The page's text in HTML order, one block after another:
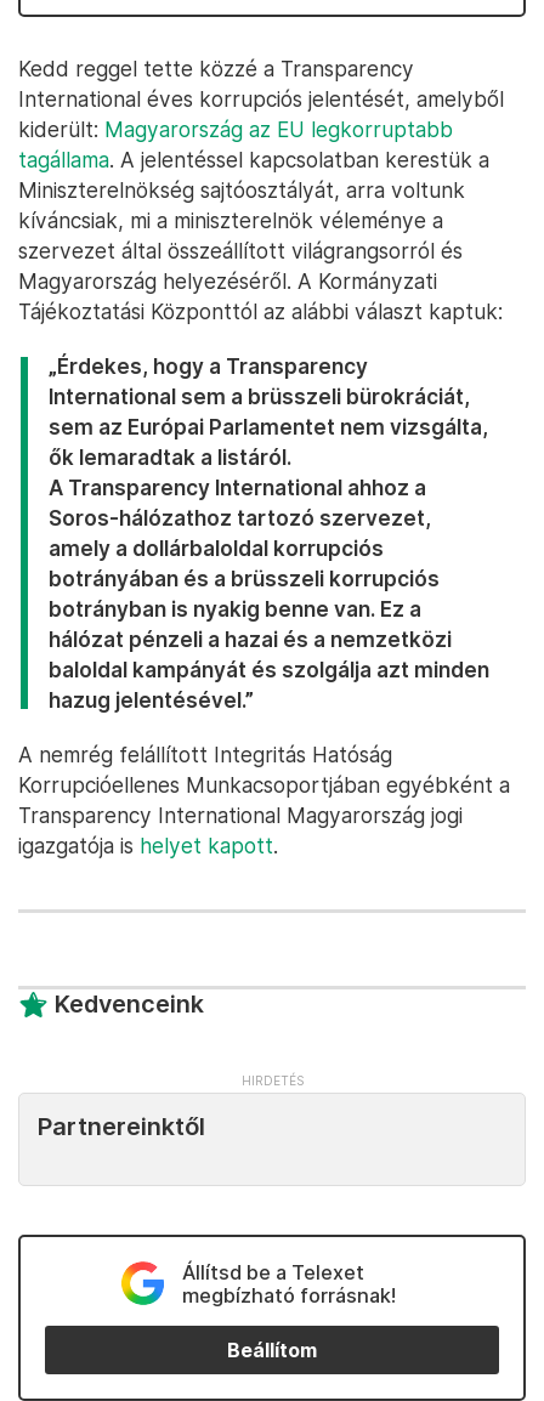
Kedd reggel tette közzé a Transparency
International éves korrupciós jelentését, amelyből
kiderült: Magyarország az EU legkorruptabb
tagállama. A jelentéssel kapcsolatban kerestük a
Miniszterelnökség sajtóosztályát, arra voltunk
kíváncsiak, mi a miniszterelnök véleménye a
szervezet által összeállított világrangsorról és
Magyarország helyezéséről. A Kormányzati
Tájékoztatási Központtól az alábbi választ kaptuk:
„Érdekes, hogy a Transparency
International sem a brüsszeli bürokráciát,
sem az Európai Parlamentet nem vizsgálta,
ők lemaradtak a listáról.
A Transparency International ahhoz a
Soros-hálózathoz tartozó szervezet,
amely a dollárbaloldal korrupciós
botrányában és a brüsszeli korrupciós
botrányban is nyakig benne van. Ez a
hálózat pénzeli a hazai és a nemzetközi
baloldal kampányát és szolgálja azt minden
hazug jelentésével.”
A nemrég felállított Integritás Hatóság
Korrupcióellenes Munkacsoportjában egyébként a
Transparency International Magyarország jogi
igazgatója is helyet kapott.
Kedvenceink
Partnereinktől
Állítsd be a Telexet
megbízható forrásnak!
Beállítom